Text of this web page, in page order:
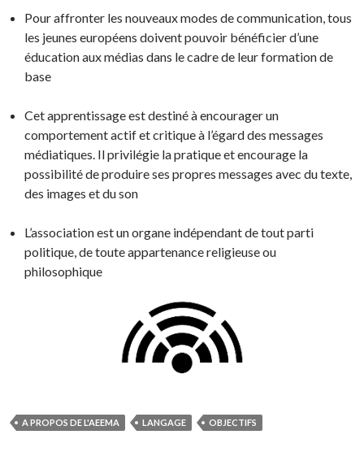
Pour affronter les nouveaux modes de communication, tous
les jeunes européens doivent pouvoir bénéficier d’une
éducation aux médias dans le cadre de leur formation de
base
Cet apprentissage est destiné à encourager un
comportement actif et critique à l’égard des messages
médiatiques. Il privilégie la pratique et encourage la
possibilité de produire ses propres messages avec du texte,
des images et du son
L’association est un organe indépendant de tout parti
politique, de toute appartenance religieuse ou
philosophique
A PROPOS DE L'AEEMA LANGAGE OBJECTIFS